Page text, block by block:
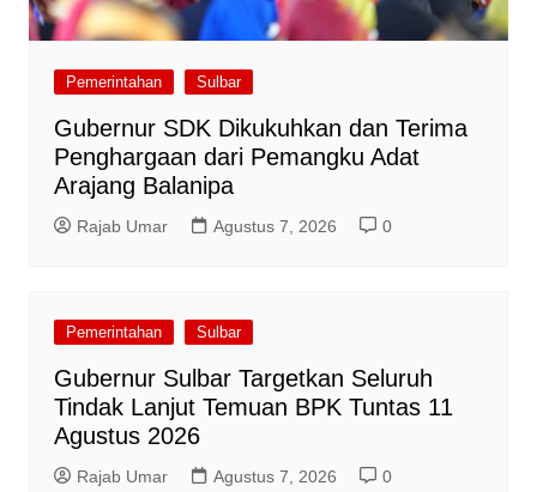
Pemerintahan Sulbar
Gubernur SDK Dikukuhkan dan Terima
Penghargaan dari Pemangku Adat
Arajang Balanipa
Rajab Umar Agustus 7, 2026 0
Pemerintahan Sulbar
Gubernur Sulbar Targetkan Seluruh
Tindak Lanjut Temuan BPK Tuntas 11
Agustus 2026
Rajab Umar Agustus 7, 2026 0